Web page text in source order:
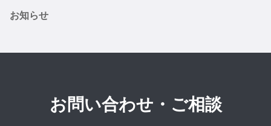
お知らせ
お問い合わせ・ご相談